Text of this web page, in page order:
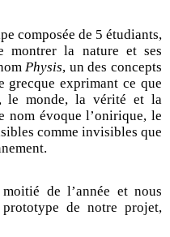
composée de 5 étudiants,
montrer la nature et ses
Physis, un des concepts
grecque exprimant ce que
le monde, la vérité et la
nom évoque l’onirique, le
comme invisibles que
de l’année et nous
de notre projet,